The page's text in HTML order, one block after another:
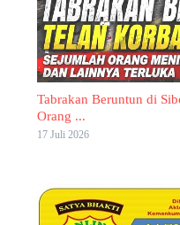
Tabrakan Beruntun di
Orang ...
17 Juli 2026